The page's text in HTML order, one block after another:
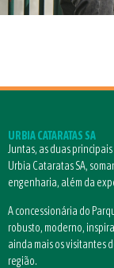
URBIA CATARATAS SA
Juntas, as duas
Urbia Cataratas SA,
engenharia, além da
A concessionária do
robusto, moderno,
ainda mais os visitantes
região.